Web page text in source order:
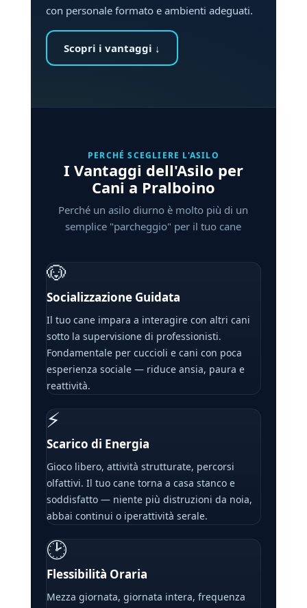
con personale formato e ambienti adeguati.
Scopri i vantaggi ↓
PERCHÉ SCEGLIERE L'ASILO
I Vantaggi dell'Asilo per
Cani a Pralboino
Perché un asilo diurno è molto più di un
semplice "parcheggio" per il tuo cane
🐶
Socializzazione Guidata
Il tuo cane impara a interagire con altri cani
sotto la supervisione di professionisti.
Fondamentale per cuccioli e cani con poca
esperienza sociale — riduce ansia, paura e
reattività.
⚡
Scarico di Energia
Gioco libero, attività strutturate, percorsi
olfattivi. Il tuo cane torna a casa stanco e
soddisfatto — niente più distruzioni da noia,
abbai continui o iperattività serale.
🕑
Flessibilità Oraria
Mezza giornata, giornata intera, frequenza